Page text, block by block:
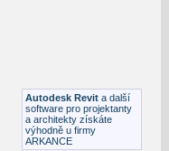
Autodesk Revit a další
software pro projektanty
a architekty získáte
výhodně u firmy
ARKANCE